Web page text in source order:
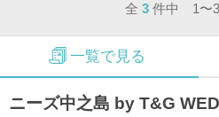
全 3 件中 1〜3
一覧で見る
ニーズ中之島 by T&G